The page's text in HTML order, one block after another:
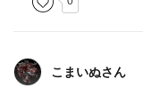
ーーーーー
こまいぬさん